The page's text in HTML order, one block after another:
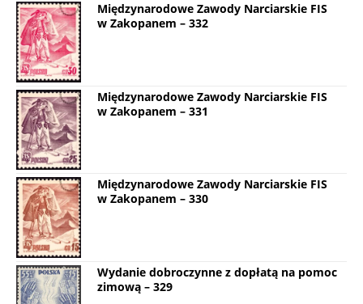
Międzynarodowe Zawody Narciarskie FIS
w Zakopanem – 332
Międzynarodowe Zawody Narciarskie FIS
w Zakopanem – 331
Międzynarodowe Zawody Narciarskie FIS
w Zakopanem – 330
Wydanie dobroczynne z dopłatą na pomoc
zimową – 329